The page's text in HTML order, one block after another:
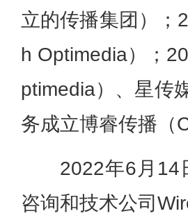
立的传播集团）；
h Optimedia）；
ptimedia）、星传
务成立博睿传播（
2022年6月14
咨询和技术公司